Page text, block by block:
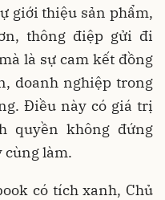
giới thiệu sản phẩm,
thông điệp gửi đi
là sự cam kết đồng
doanh nghiệp trong
Điều này có giá trị
quyền không đứng
cùng làm.
có tích xanh, Chủ